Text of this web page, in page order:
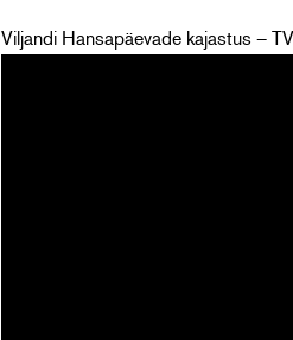
Viljandi Hansapäevade kajastus –